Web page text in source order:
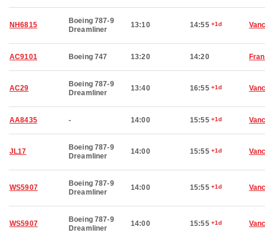
NH6815
Boeing 787-9
Dreamliner
13:10 14:55 +1d
AC9101 Boeing 747 13:20 14:20
AC29
Boeing 787-9
Dreamliner
13:40 16:55 +1d
AA8435 - 14:00 15:55 +1d
JL17
Boeing 787-9
Dreamliner
14:00 15:55 +1d
WS5907
Boeing 787-9
Dreamliner
14:00 15:55 +1d
WS5907
Boeing 787-9
Dreamliner
14:00 15:55 +1d